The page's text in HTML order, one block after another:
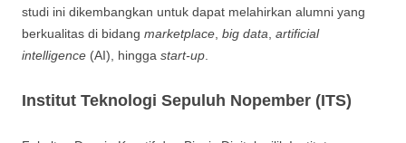
studi ini dikembangkan untuk dapat melahirkan alumni yang
berkualitas di bidang marketplace big data artificial
intelligence (AI), hingga start-up
Institut Teknologi Sepuluh Nopember (ITS)